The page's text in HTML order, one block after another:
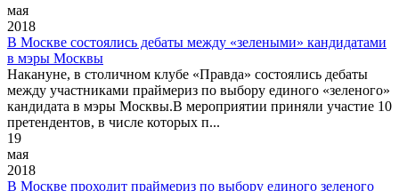
мая
2018
В Москве состоялись дебаты между «зелеными» кандидатами
в мэры Москвы
Накануне, в столичном клубе «Правда» состоялись дебаты
между участниками праймериз по выбору единого «зеленого»
кандидата в мэры Москвы.В мероприятии приняли участие 10
претендентов, в числе которых п...
19
мая
2018
В Москве проходит праймериз по выбору единого зеленого